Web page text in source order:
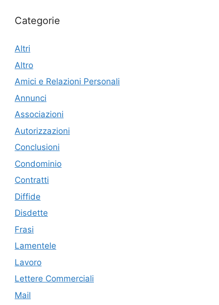
Categorie
Altri
Altro
Amici e Relazioni Personali
Annunci
Associazioni
Autorizzazioni
Conclusioni
Condominio
Contratti
Diffide
Disdette
Frasi
Lamentele
Lavoro
Lettere Commerciali
Mail